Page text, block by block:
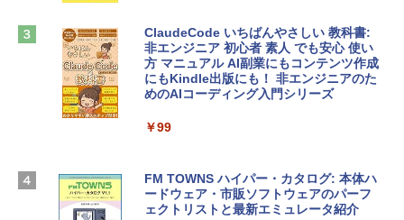
￥2,952
Apple 2026 MacBook Air M5チップ搭載
igence、13.6インチLiquid Retinaディ
ラ、Touch ID - スカイブルー + 3年延長
AppleCare+ for 13インチMacBook Air
(M5)|ダウンロード版
Microsoft Office Home & Business 202
4(最新 永続版)|オンラインコード版|Wind
ows11、10/mac対応|PC2台
定バーチャルアイテムを含む】 【オンラ
インゲームコード】 ロブロックス | オン
ラインコード版
ClaudeCode いちばんやさしい 教科書:
非エンジニア 初心者 素人 でも安心 使い
方 マニュアル AI副業にもコンテンツ作成
にもKindle出版にも！ 非エンジニアのた
めのAIコーディング入門シリーズ
￥99
FM TOWNS ハイパー・カタログ: 本体ハ
ードウェア・市販ソフトウェアのパーフ
ェクトリストと最新エミュレータ紹介